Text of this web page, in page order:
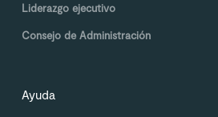
Liderazgo ejecutivo
Consejo de Administración
Ayuda